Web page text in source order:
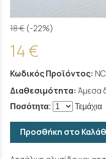
18 € (-22%)
14 €
Κωδικός Προϊόντος:
Διαθεσιμότητα: Άμεσα
Ποσότητα: Τεμάχια
Προσθήκη στο